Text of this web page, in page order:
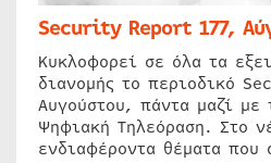
Security Report 177,
Κυκλοφορεί σε όλα τα
διανομής το περιοδικό
Αυγούστου, πάντα μαζί με
Ψηφιακή Τηλεόραση. Στο
ενδιαφέροντα θέματα που